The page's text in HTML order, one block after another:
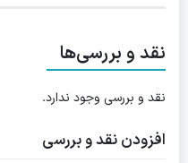
نقد و بررسی‌ها
نقد و بررسی وجود ندارد.
افزودن نقد و بررسی